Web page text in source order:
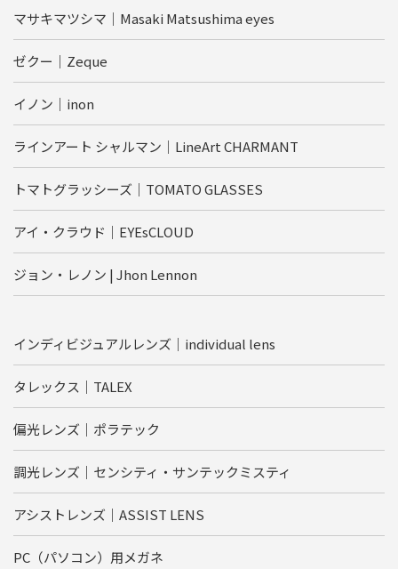
マサキマツシマ｜Masaki Matsushima eyes
ゼクー｜Zeque
イノン｜inon
ラインアート シャルマン｜LineArt CHARMANT
トマトグラッシーズ｜TOMATO GLASSES
アイ・クラウド｜EYEsCLOUD
ジョン・レノン | Jhon Lennon
インディビジュアルレンズ｜individual lens
タレックス｜TALEX
偏光レンズ｜ポラテック
調光レンズ｜センシティ・サンテックミスティ
アシストレンズ｜ASSIST LENS
PC（パソコン）用メガネ